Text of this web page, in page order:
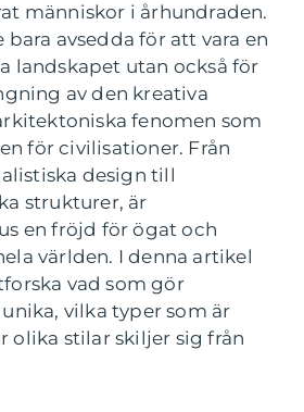
människor i århundraden.
bara avsedda för att vara en
landskapet utan också för
av den kreativa
fenomen som
för civilisationer. Från
design till
strukturer, är
en fröjd för ögat och
världen. I denna artikel
vad som gör
vilka typer som är
olika stilar skiljer sig från